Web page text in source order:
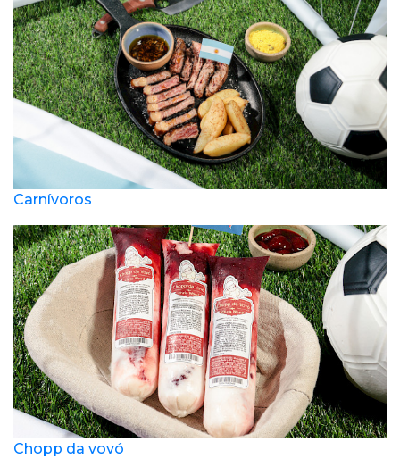
Carnívoros
Chopp da vovó